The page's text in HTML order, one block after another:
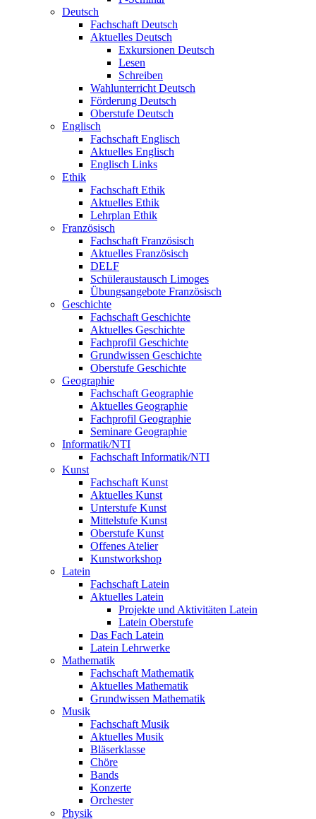
Deutsch
Fachschaft Deutsch
Aktuelles Deutsch
Exkursionen Deutsch
Lesen
Schreiben
Wahlunterricht Deutsch
Förderung Deutsch
Oberstufe Deutsch
Englisch
Fachschaft Englisch
Aktuelles Englisch
Englisch Links
Ethik
Fachschaft Ethik
Aktuelles Ethik
Lehrplan Ethik
Französisch
Fachschaft Französisch
Aktuelles Französisch
DELF
Schüleraustausch Limoges
Übungsangebote Französisch
Geschichte
Fachschaft Geschichte
Aktuelles Geschichte
Fachprofil Geschichte
Grundwissen Geschichte
Oberstufe Geschichte
Geographie
Fachschaft Geographie
Aktuelles Geographie
Fachprofil Geographie
Seminare Geographie
Informatik/NTI
Fachschaft Informatik/NTI
Kunst
Fachschaft Kunst
Aktuelles Kunst
Unterstufe Kunst
Mittelstufe Kunst
Oberstufe Kunst
Offenes Atelier
Kunstworkshop
Latein
Fachschaft Latein
Aktuelles Latein
Projekte und Aktivitäten Latein
Latein Oberstufe
Das Fach Latein
Latein Lehrwerke
Mathematik
Fachschaft Mathematik
Aktuelles Mathematik
Grundwissen Mathematik
Musik
Fachschaft Musik
Aktuelles Musik
Bläserklasse
Chöre
Bands
Konzerte
Orchester
Physik